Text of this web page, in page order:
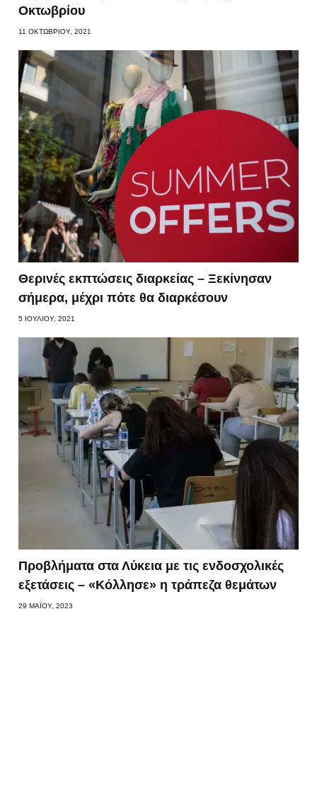
Οκτωβρίου
11 ΟΚΤΩΒΡΊΟΥ, 2021
Θερινές εκπτώσεις διαρκείας – Ξεκίνησαν
σήμερα, μέχρι πότε θα διαρκέσουν
5 ΙΟΥΛΊΟΥ, 2021
Προβλήματα στα Λύκεια με τις ενδοσχολικές
εξετάσεις – «Κόλλησε» η τράπεζα θεμάτων
29 ΜΑΪ́ΟΥ, 2023